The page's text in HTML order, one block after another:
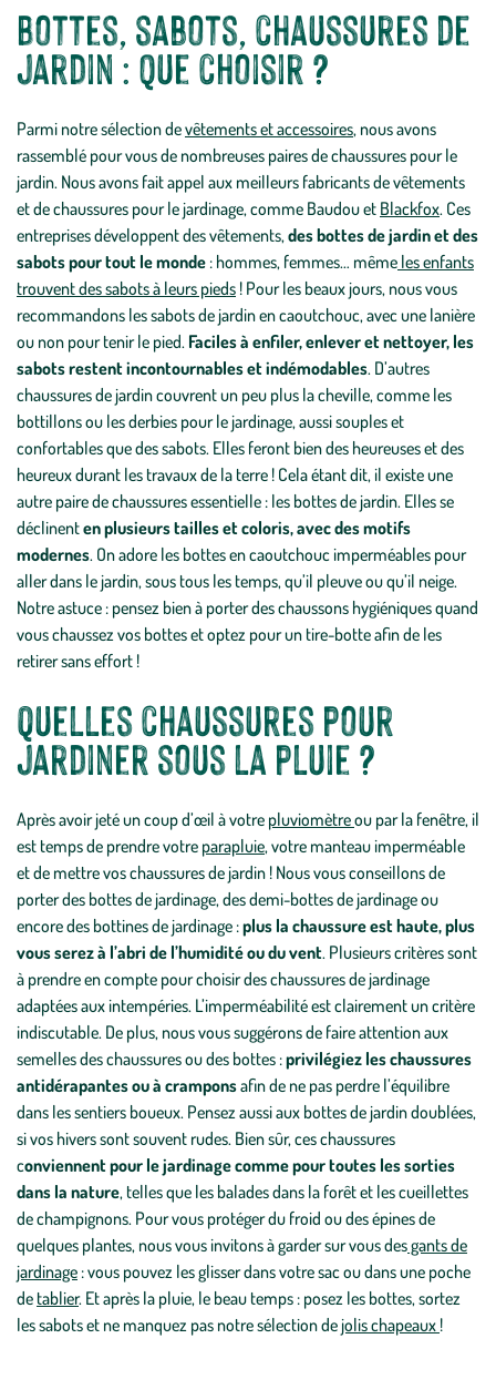
Bottes, sabots, chaussures de
jardin : que choisir ?
Parmi notre sélection devêtements et accessoires, nous avons
rassemblé pour vous de nombreuses paires de chaussures pour le
jardin. Nous avons fait appel aux meilleurs fabricants de vêtements
et de chaussures pour le jardinage, comme Baudou et Blackfox. Ces
entreprises développent des vêtements,des bottes de jardin et des
sabots pour tout le monde : hommes, femmes… même les enfants
trouvent des sabots à leurs pieds ! Pour les beaux jours, nous vous
recommandons les sabots de jardin en caoutchouc, avec une lanière
ou non pour tenir le pied. Faciles à enfiler, enlever et nettoyer, les
sabots restent incontournables et indémodables. D’autres
chaussures de jardin couvrent un peu plus la cheville, comme les
bottillons ou les derbies pour le jardinage, aussi souples et
confortables que des sabots. Elles feront bien des heureuses et des
heureux durant les travaux de la terre ! Cela étant dit, il existe une
autre paire de chaussures essentielle : les bottes de jardin. Elles se
déclinenten plusieurs tailles et coloris, avec des motifs
modernes. On adore les bottes en caoutchouc imperméables pour
aller dans le jardin, sous tous les temps, qu’il pleuve ou qu’il neige.
Notre astuce : pensez bien à porter des chaussons hygiéniques quand
vous chaussez vos bottes et optez pour un tire-botte afin de les
retirer sans effort !
Quelles chaussures pour
jardiner sous la pluie ?
Après avoir jeté un coup d’œil à votre pluviomètreou par la fenêtre, il
est temps de prendre votre parapluie, votre manteau imperméable
et de mettre vos chaussures de jardin ! Nous vous conseillons de
porter des bottes de jardinage, des demi-bottes de jardinage ou
encore des bottines de jardinage :plus la chaussure est haute, plus
vous serez à l’abri de l’humidité ou du vent. Plusieurs critères sont
à prendre en compte pour choisir des chaussures de jardinage
adaptées aux intempéries. L’imperméabilité est clairement un critère
indiscutable. De plus, nous vous suggérons de faire attention aux
semelles des chaussures ou des bottes :privilégiez les chaussures
antidérapantes ou à cramponsafin de ne pas perdre l’équilibre
dans les sentiers boueux. Pensez aussi aux bottes de jardin doublées,
si vos hivers sont souvent rudes. Bien sûr, ces chaussures
conviennent pour le jardinage comme pour toutes les sorties
dans la nature, telles que les balades dans la forêt et les cueillettes
de champignons. Pour vous protéger du froid ou des épines de
quelques plantes, nous vous invitons à garder sur vous desgants de
jardinage : vous pouvez les glisser dans votre sac ou dans une poche
detablier. Et après la pluie, le beau temps : posez les bottes, sortez
les sabots et ne manquez pas notre sélection dejolis chapeaux !